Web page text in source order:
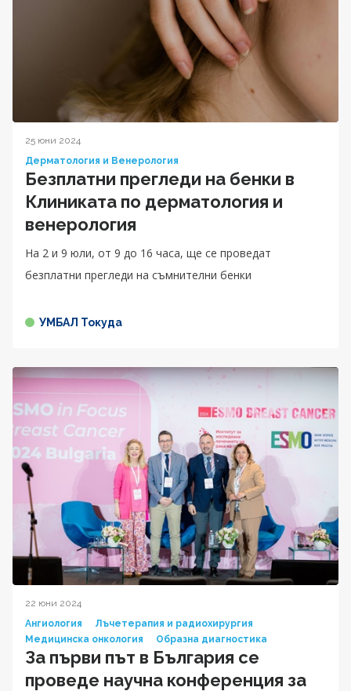
25 юни 2024
Дерматология и Венерология
Безплатни прегледи на бенки в
Клиниката по дерматология и
венерология
На 2 и 9 юли, от 9 до 16 часа, ще се проведат
безплатни прегледи на съмнителни бенки
УМБАЛ Токуда
22 юни 2024
Ангиология
Лъчетерапия и радиохирургия
Медицинска онкология
Образна диагностика
За първи път в България се
проведе научна конференция за